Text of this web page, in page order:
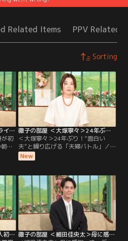
Related Items PPV Related
Sorting
徹子の部屋 ＜高橋文哉＞仮面ライダー俳優が初登場！料理人の夢も…（2026/08/06放送分）
が初
ド
っ
が
に抜
た
ズ
出
いて
徹子の部屋 ＜大塚寧々＞24年ぶり！“面白い夫”と繰り広げる「夫婦バトル」（2026/08/05放送分）
＜大塚寧々＞24年ぶり！“面白い
夫”と繰り広げる「夫婦バトル」／
なんと24年ぶりの出演！透明感のあ
る独特の魅力で、ドラマや映画で活
さんは黒柳と小中高が同じ学校で、
自慢の後輩！現在58歳になる大塚さ
んの初出演は28年前、人生で最大
に“太っていた”という理由が…！？
2002年に結婚した夫は、俳優の田辺
誠一さん。
New
徹子の部屋 ＜岡本多緒＞日本人初！カンヌ国際映画祭で最優秀女優賞を受賞（2026/08/04放送分）
徹子の部屋 ＜細田佳央太＞母に感謝…オーディションに落ち続けた日々（2026/08/03放送分）